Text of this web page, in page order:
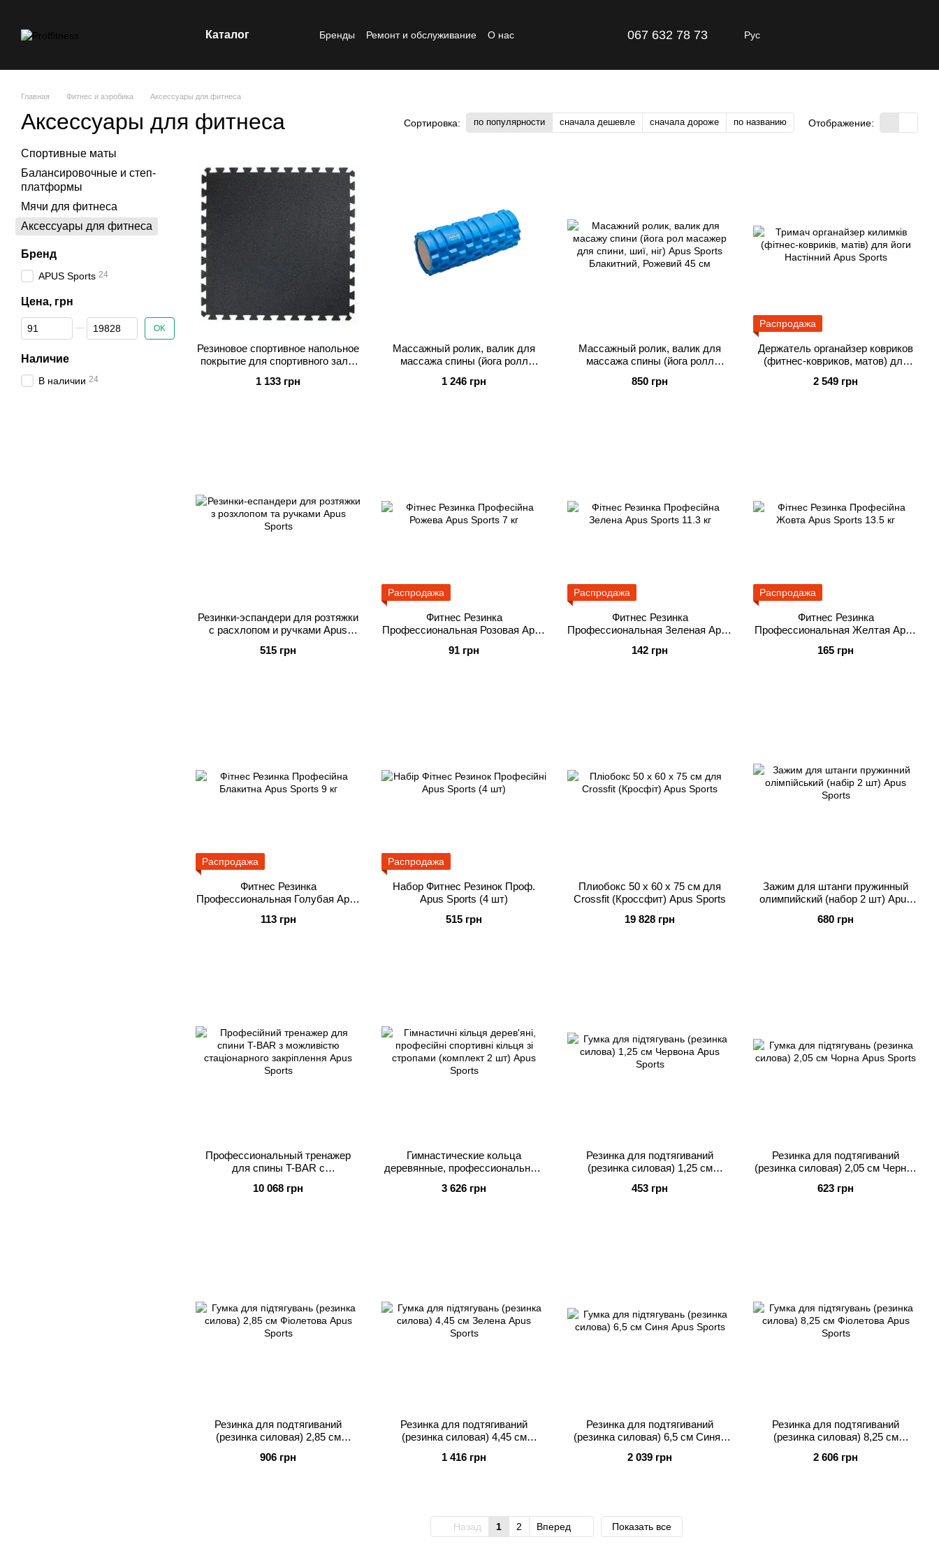
Каталог Бренды Ремонт и обслуживание
О нас
067 632 78 73 Рус
Главная Фитнес и аэробика Аксессуары для фитнеса
Аксессуары для фитнеса Сортировка: по популярности сначала дешевле сначала дороже по названию Отображение:
Резиновое спортивное напольное
покрытие для спортивного зала,
ЧЕРНОЕ. 100х100х1 см
1 133 грн
Массажный ролик, валик для
массажа спины (йога ролл
Apus Sports Голубой
1 246 грн
Массажный ролик, валик для
массажа спины (йога ролл
Apus Sports Голубой, Розовый 45
850 грн
Распродажа
Держатель органайзер ковриков
(фитнес-ковриков, матов) для
2 549 грн
Резинки-эспандери для розтяжки
с расхлопом и ручками Apus
515 грн
Распродажа
Фитнес Резинка
Профессиональная Розовая Apus
91 грн
Распродажа
Фитнес Резинка
Профессиональная Зеленая Apus
142 грн
Распродажа
Фитнес Резинка
Профессиональная Желтая Apus
165 грн
Распродажа
Фитнес Резинка
Профессиональная Голубая Apus
113 грн
Распродажа
Набор Фитнес Резинок Проф.
Apus Sports (4 шт)
515 грн
Плиобокс 50 x 60 x 75 см для
Crossfit (Кроссфит) Apus Sports
19 828 грн
Зажим для штанги пружинный
олимпийский (набор 2 шт) Apus
680 грн
Профессиональный тренажер
для спины T-BAR с
крепления Apus Sports
10 068 грн
Гимнастические кольца
деревянные, профессиональные
(комплект 2 шт) Apus Sports
3 626 грн
Резинка для подтягиваний
(резинка силовая) 1,25 см
453 грн
Резинка для подтягиваний
(резинка силовая) 2,05 см Черная
623 грн
Резинка для подтягиваний
(резинка силовая) 2,85 см
906 грн
Резинка для подтягиваний
(резинка силовая) 4,45 см
1 416 грн
Резинка для подтягиваний
(резинка силовая) 6,5 см Синяя
2 039 грн
Резинка для подтягиваний
(резинка силовая) 8,25 см
2 606 грн
Назад 1 2 Вперед Показать все
Спортивные маты
Балансировочные и степ-
платформы
Мячи для фитнеса
Аксессуары для фитнеса
Бренд
APUS Sports 24
Цена, грн
От Цена, грн
До Цена, грн OK
Наличие
В наличии 24